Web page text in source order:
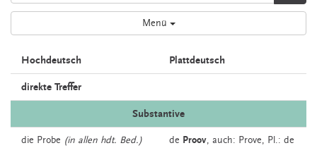
Menü
Hochdeutsch Plattdeutsch
direkte Treffer
Substantive
die Probe (in allen hdt. Bed.) de Proov, auch: Prove, Pl.: de